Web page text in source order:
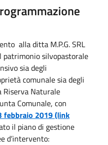
alla ditta M.P.G. SRL
patrimonio silvopastorale
sia degli
comunale sia degli
Riserva Naturale
Comunale, con
febbraio 2019 (link
il piano di gestione
d’intervento: